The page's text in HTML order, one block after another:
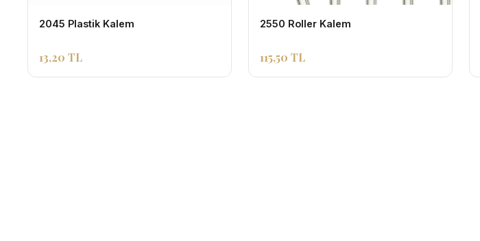
2045 Plastik Kalem
13,20 TL
2550 Roller Kalem
115,50 TL